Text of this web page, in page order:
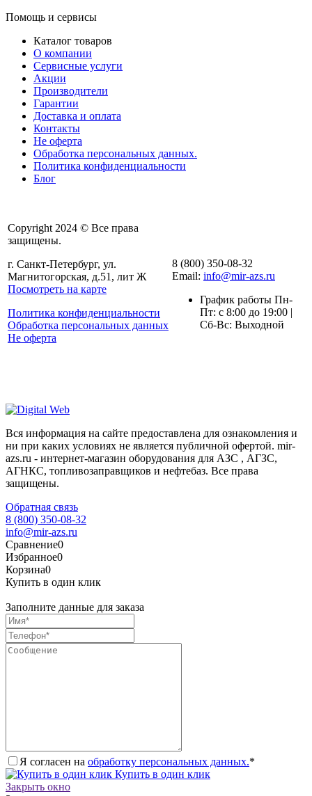
Помощь и сервисы
Каталог товаров
О компании
Сервисные услуги
Акции
Производители
Гарантии
Доставка и оплата
Контакты
Не оферта
Обработка персональных данных.
Политика конфиденциальности
Блог
Copyright 2024 © Все права
защищены.
г. Санкт-Петербург, ул.
Магнитогорская, д.51, лит Ж
Посмотреть на карте
Политика конфиденциальности
Обработка персональных данных
Не оферта
8 (800) 350-08-32
Email: info@mir-azs.ru
График работы Пн-
Пт: с 8:00 до 19:00 |
Сб-Вс: Выходной
Вся информация на сайте предоставлена для ознакомления и
ни при каких условиях не является публичной офертой. mir-
azs.ru - интернет-магазин оборудования для АЗС , АГЗС,
АГНКС, топливозаправщиков и нефтебаз. Все права
защищены.
Обратная связь
8 (800) 350-08-32
info@mir-azs.ru
Сравнение0
Избранное0
Корзина0
Купить в один клик
Заполните данные для заказа
Я согласен на обработку персональных данных.*
Купить в один клик
Закрыть окно